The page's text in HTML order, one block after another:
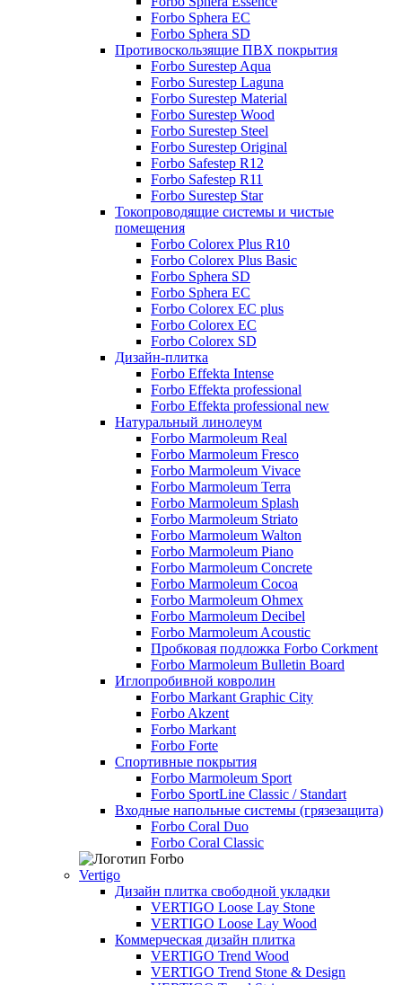
Forbo Sphera EC
Forbo Sphera SD
Противоскользящие ПВХ покрытия
Forbo Surestep Aqua
Forbo Surestep Laguna
Forbo Surestep Material
Forbo Surestep Wood
Forbo Surestep Steel
Forbo Surestep Original
Forbo Safestep R12
Forbo Safestep R11
Forbo Surestep Star
Токопроводящие системы и чистые
помещения
Forbo Colorex Plus R10
Forbo Colorex Plus Basic
Forbo Sphera SD
Forbo Sphera EC
Forbo Colorex EC plus
Forbo Colorex EC
Forbo Colorex SD
Дизайн-плитка
Forbo Effekta Intense
Forbo Effekta professional
Forbo Effekta professional new
Натуральный линолеум
Forbo Marmoleum Real
Forbo Marmoleum Fresco
Forbo Marmoleum Vivace
Forbo Marmoleum Terra
Forbo Marmoleum Splash
Forbo Marmoleum Striato
Forbo Marmoleum Walton
Forbo Marmoleum Piano
Forbo Marmoleum Concrete
Forbo Marmoleum Cocoa
Forbo Marmoleum Ohmex
Forbo Marmoleum Decibel
Forbo Marmoleum Acoustic
Пробковая подложка Forbo Corkment
Forbo Marmoleum Bulletin Board
Иглопробивной ковролин
Forbo Markant Graphic City
Forbo Akzent
Forbo Markant
Forbo Forte
Спортивные покрытия
Forbo Marmoleum Sport
Forbo SportLine Classic / Standart
Входные напольные системы (грязезащита)
Forbo Coral Duo
Forbo Coral Classic
Vertigo
Дизайн плитка свободной укладки
VERTIGO Loose Lay Stone
VERTIGO Loose Lay Wood
Коммерческая дизайн плитка
VERTIGO Trend Wood
VERTIGO Trend Stone & Design